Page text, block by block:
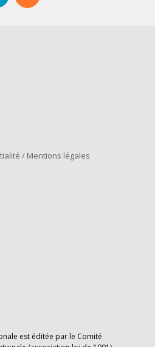
/ Mentions légales
est éditée par le Comité